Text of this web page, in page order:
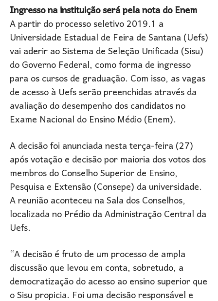
Ingresso na instituição será pela nota do Enem
A partir do processo seletivo 2019.1 a
Universidade Estadual de Feira de Santana (Uefs)
vai aderir ao Sistema de Seleção Unificada (Sisu)
do Governo Federal, como forma de ingresso
para os cursos de graduação. Com isso, as vagas
de acesso à Uefs serão preenchidas através da
avaliação do desempenho dos candidatos no
Exame Nacional do Ensino Médio (Enem).
A decisão foi anunciada nesta terça-feira (27)
após votação e decisão por maioria dos votos dos
membros do Conselho Superior de Ensino,
Pesquisa e Extensão (Consepe) da universidade.
A reunião aconteceu na Sala dos Conselhos,
localizada no Prédio da Administração Central da
Uefs.
“A decisão é fruto de um processo de ampla
discussão que levou em conta, sobretudo, a
democratização do acesso ao ensino superior que
o Sisu propicia. Foi uma decisão responsável e